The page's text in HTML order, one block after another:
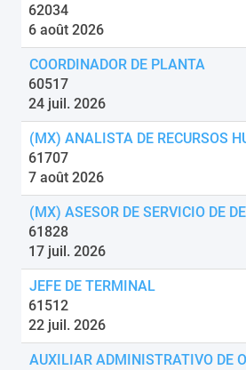
62034
6 août 2026
COORDINADOR DE PLANTA
60517
24 juil. 2026
(MX) ANALISTA DE RECURSOS
61707
7 août 2026
(MX) ASESOR DE SERVICIO DE
61828
17 juil. 2026
JEFE DE TERMINAL
61512
22 juil. 2026
AUXILIAR ADMINISTRATIVO DE